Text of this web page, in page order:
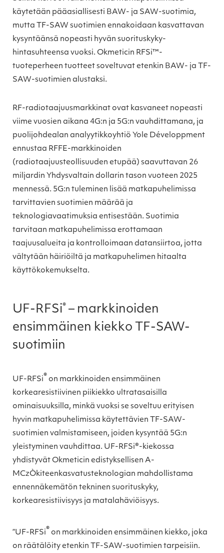
käytetään pääasiallisesti BAW- ja SAW-suotimia,
mutta TF-SAW suotimien ennakoidaan kasvattavan
kysyntäänsä nopeasti hyvän suorituskyky-
hintasuhteensa vuoksi. Okmeticin RFSi™-
tuoteperheen tuotteet soveltuvat etenkin BAW- ja TF-
SAW-suotimien alustaksi.
RF-radiotaajuusmarkkinat ovat kasvaneet nopeasti
viime vuosien aikana 4G:n ja 5G:n vauhdittamana, ja
puolijohdealan analyytikkoyhtiö Yole Développment
ennustaa RFFE-markkinoiden
(radiotaajuusteollisuuden etupää) saavuttavan 26
miljardin Yhdysvaltain dollarin tason vuoteen 2025
mennessä. 5G:n tuleminen lisää matkapuhelimissa
tarvittavien suotimien määrää ja
teknologiavaatimuksia entisestään. Suotimia
tarvitaan matkapuhelimissa erottamaan
taajuusalueita ja kontrolloimaan datansiirtoa, jotta
vältytään häiriöiltä ja matkapuhelimen hitaalta
käyttökokemukselta.
UF-RFSi® – markkinoiden
ensimmäinen kiekko TF-SAW-
suotimiin
UF-RFSi® on markkinoiden ensimmäinen
korkearesistiivinen piikiekko ultratasaisilla
ominaisuuksilla, minkä vuoksi se soveltuu erityisen
hyvin matkapuhelimissa käytettävien TF-SAW-
suotimien valmistamiseen, joiden kysyntää 5G:n
yleistyminen vauhdittaa. UF-RFSi®-kiekossa
yhdistyvät Okmeticin edistyksellisen A-
MCzÒkiteenkasvatusteknologian mahdollistama
ennennäkemätön tekninen suorituskyky,
korkearesistiivisyys ja matalahäviöisyys.
”UF-RFSi® on markkinoiden ensimmäinen kiekko, joka
on räätälöity etenkin TF-SAW-suotimien tarpeisiin.